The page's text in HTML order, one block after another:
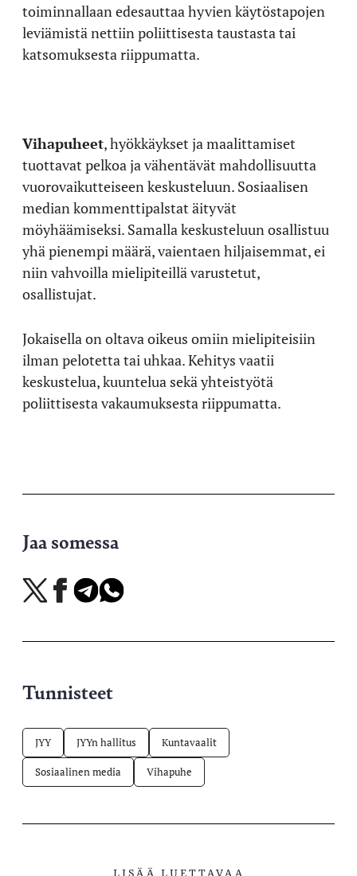
toiminnallaan edesauttaa hyvien käytöstapojen
leviämistä nettiin poliittisesta taustasta tai
katsomuksesta riippumatta.
Vihapuheet, hyökkäykset ja maalittamiset
tuottavat pelkoa ja vähentävät mahdollisuutta
vuorovaikutteiseen keskusteluun. Sosiaalisen
median kommenttipalstat äityvät
möyhäämiseksi. Samalla keskusteluun osallistuu
yhä pienempi määrä, vaientaen hiljaisemmat, ei
niin vahvoilla mielipiteillä varustetut,
osallistujat.
Jokaisella on oltava oikeus omiin mielipiteisiin
ilman pelotetta tai uhkaa. Kehitys vaatii
keskustelua, kuuntelua sekä yhteistyötä
poliittisesta vakaumuksesta riippumatta.
Jaa somessa
Jaa
X-
Jaa
Facebookissa
Jaa
Telegramissa
Jaa
WhatsAppissa
Tunnisteet
JYY JYYn hallitus Kuntavaalit
Sosiaalinen media Vihapuhe